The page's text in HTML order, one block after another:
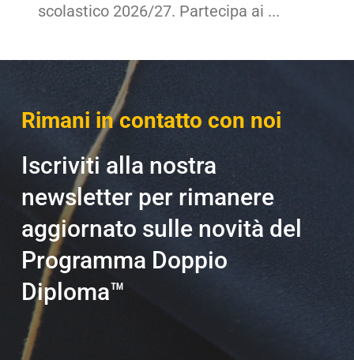
scolastico 2026/27. Partecipa ai ...
Rimani in contatto con noi
Iscriviti alla nostra
newsletter per rimanere
aggiornato sulle novità del
Programma Doppio
Diploma™